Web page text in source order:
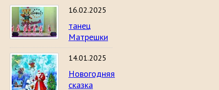
16.02.2025
танец
Матрешки
14.01.2025
Новогодняя
сказка